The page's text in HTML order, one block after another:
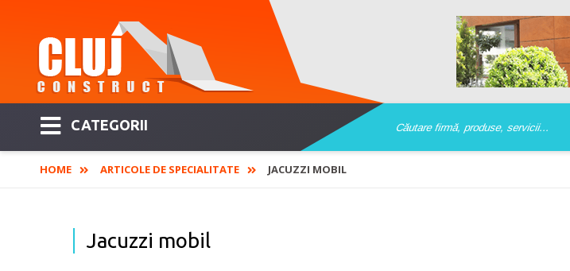
CATEGORII
HOME ARTICOLE DE SPECIALITATE JACUZZI MOBIL
Jacuzzi mobil